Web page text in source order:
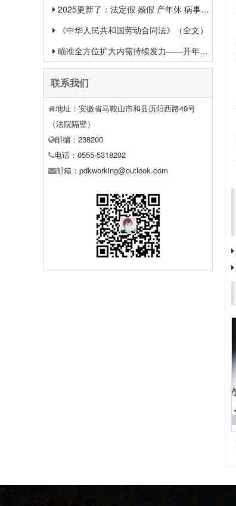
2025更新了：法定假 婚假 产年休 病事假等26类规定和待遇一览
《中华人民共和国劳动合同法》（全文）
瞄准全方位扩大内需持续发力——开年中国经济一线观察之一
联系我们
地址：安徽省马鞍山市和县历阳西路49号
（法院隔壁）
邮编：238200
电话：0555-5318202
邮箱：pdkworking@outlook.com